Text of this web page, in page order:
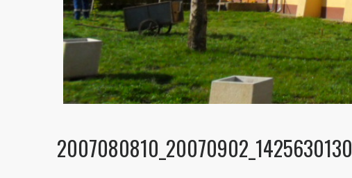
2007080810_20070902_1425630130